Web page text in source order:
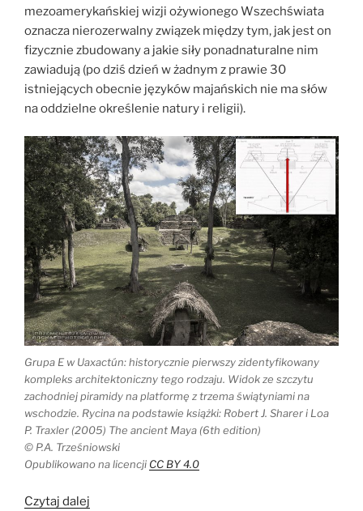
mezoamerykańskiej wizji ożywionego Wszechświata
oznacza nierozerwalny związek między tym, jak jest on
fizycznie zbudowany a jakie siły ponadnaturalne nim
zawiadują (po dziś dzień w żadnym z prawie 30
istniejących obecnie języków majańskich nie ma słów
na oddzielne określenie natury i religii).
Grupa E w Uaxactún: historycznie pierwszy zidentyfikowany
kompleks architektoniczny tego rodzaju. Widok ze szczytu
zachodniej piramidy na platformę z trzema świątyniami na
wschodzie. Rycina na podstawie książki: Robert J. Sharer i Loa
P. Traxler (2005) The ancient Maya (6th edition)
© P.A. Trześniowski
Opublikowano na licencji CC BY 4.0
Czytaj dalej